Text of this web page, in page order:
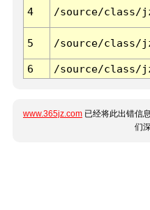
4 /source/class/
5 /source/class/
6 /source/class/
www.365jz.com 已经将此出错信
们